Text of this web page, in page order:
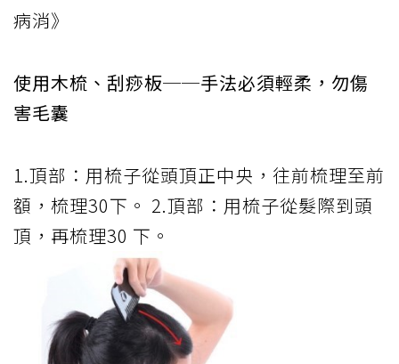
病消》
使用木梳、刮痧板──手法必須輕柔，勿傷
害毛囊
1.頂部：用梳子從頭頂正中央，往前梳理至前
額，梳理30下。 2.頂部：用梳子從髮際到頭
頂，再梳理30 下。